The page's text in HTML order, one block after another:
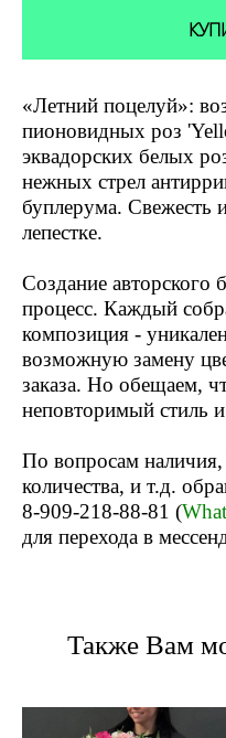
«Летний поцелуй»:
пионовидных роз
эквадорских белых
нежных стрел
буплерума. Свежесть
лепестке.
Создание авторского
процесс. Каждый
композиция -
возможную замену
заказа. Но обещаем,
неповторимый стиль
По вопросам
количества, и т.д.
8-909-218-88-81 (
для перехода в
Также Вам